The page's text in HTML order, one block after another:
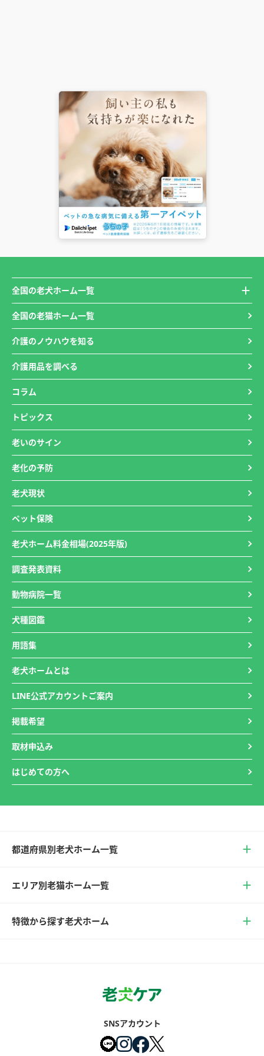
全国の老犬ホーム一覧
全国の老猫ホーム一覧
介護のノウハウを知る
介護用品を調べる
コラム
トピックス
老いのサイン
老化の予防
老犬現状
ペット保険
老犬ホーム料金相場(2025年版)
調査発表資料
動物病院一覧
犬種図鑑
用語集
老犬ホームとは
LINE公式アカウントご案内
掲載希望
取材申込み
はじめての方へ
都道府県別老犬ホーム一覧
エリア別老猫ホーム一覧
特徴から探す老犬ホーム
SNSアカウント